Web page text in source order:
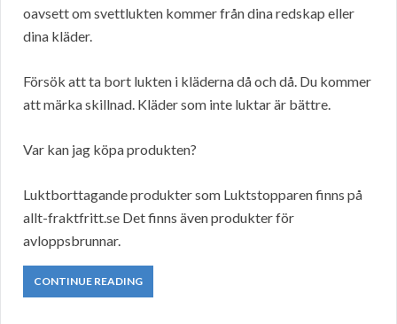
oavsett om svettlukten kommer från dina redskap eller
dina kläder.
Försök att ta bort lukten i kläderna då och då. Du kommer
att märka skillnad. Kläder som inte luktar är bättre.
Var kan jag köpa produkten?
Luktborttagande produkter som Luktstopparen finns på
allt-fraktfritt.se Det finns även produkter för
avloppsbrunnar.
CONTINUE READING